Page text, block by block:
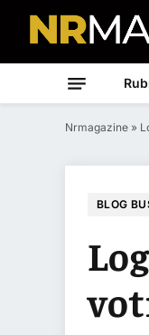
Nrmagazine »
BLOG